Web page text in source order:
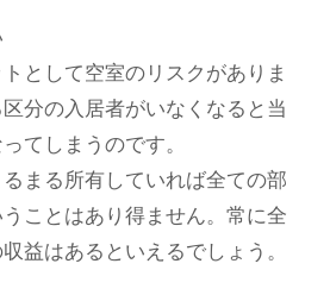
として空室のリスクがありま
分の入居者がいなくなると当
てしまうのです。
まる所有していれば全ての部
ことはあり得ません。常に全
益はあるといえるでしょう。